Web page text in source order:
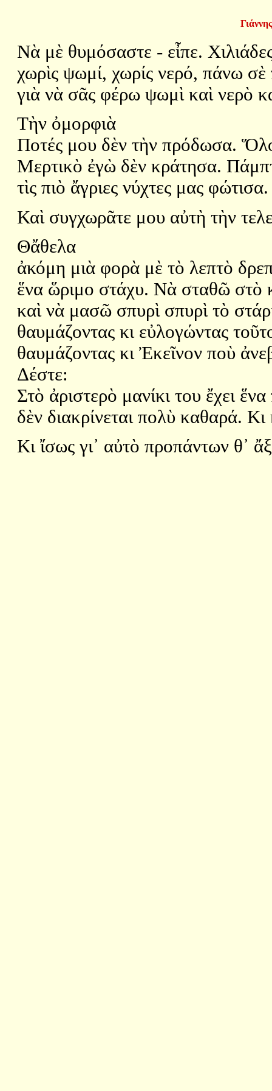
Νὰ μὲ θυμόσαστε - εἶπε.
χωρὶς ψωμί, χωρίς νερό, πάνω σὲ
γιὰ νὰ σᾶς φέρω ψωμὶ καὶ νερὸ
Τὴν ὀμορφιὰ
Ποτές μου δὲν τὴν πρόδωσα.
Μερτικὸ ἐγὼ δὲν κράτησα.
τὶς πιὸ ἄγριες νύχτες μας
Καὶ συγχωρᾶτε μου αὐτὴ τὴν
Θἄθελα
ἀκόμη μιὰ φορὰ μὲ τὸ λεπτὸ
ἕνα ὥριμο στάχυ. Νὰ σταθῶ στὸ
καὶ νὰ μασῶ σπυρὶ σπυρὶ τὸ
θαυμάζοντας κι εὐλογώντας
θαυμάζοντας κι Ἐκεῖνον ποὺ
Δέστε:
Στὸ ἀριστερὸ μανίκι του ἔχει
δὲν διακρίνεται πολὺ καθαρά.
Κι ἴσως γι᾿ αὐτὸ προπάντων θ᾿